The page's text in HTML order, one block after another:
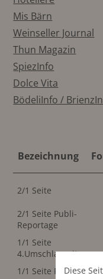
Mis Bärn
Weinseller Journal
Thun Magazin
SpiezInfo
Dolce Vita
BödeliInfo /
Bezeichnung
2/1 Seite
2/1 Seite Publi-
Reportage
1/1 Seite
4.Umschlagseite
1/1 Seite Publi-
Diese